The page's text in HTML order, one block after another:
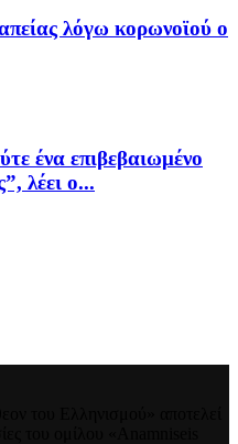
λόγω κορωνοϊού ο
ένα επιβεβαιωμένο
λέει ο...